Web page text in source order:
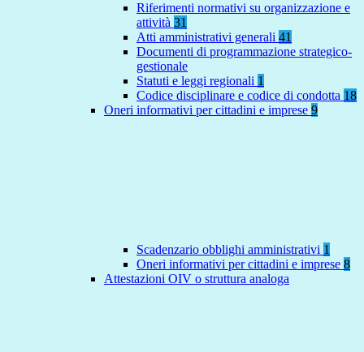
Riferimenti normativi su organizzazione e
attività 31
Atti amministrativi generali 41
Documenti di programmazione strategico-
gestionale
Statuti e leggi regionali 1
Codice disciplinare e codice di condotta 18
Oneri informativi per cittadini e imprese 9
Scadenzario obblighi amministrativi 1
Oneri informativi per cittadini e imprese 8
Attestazioni OIV o struttura analoga